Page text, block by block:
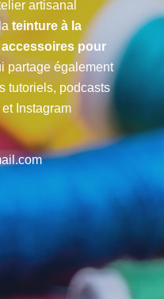
artisanal
teinture à la
pour
partage également
tutoriels, podcasts
Instagram